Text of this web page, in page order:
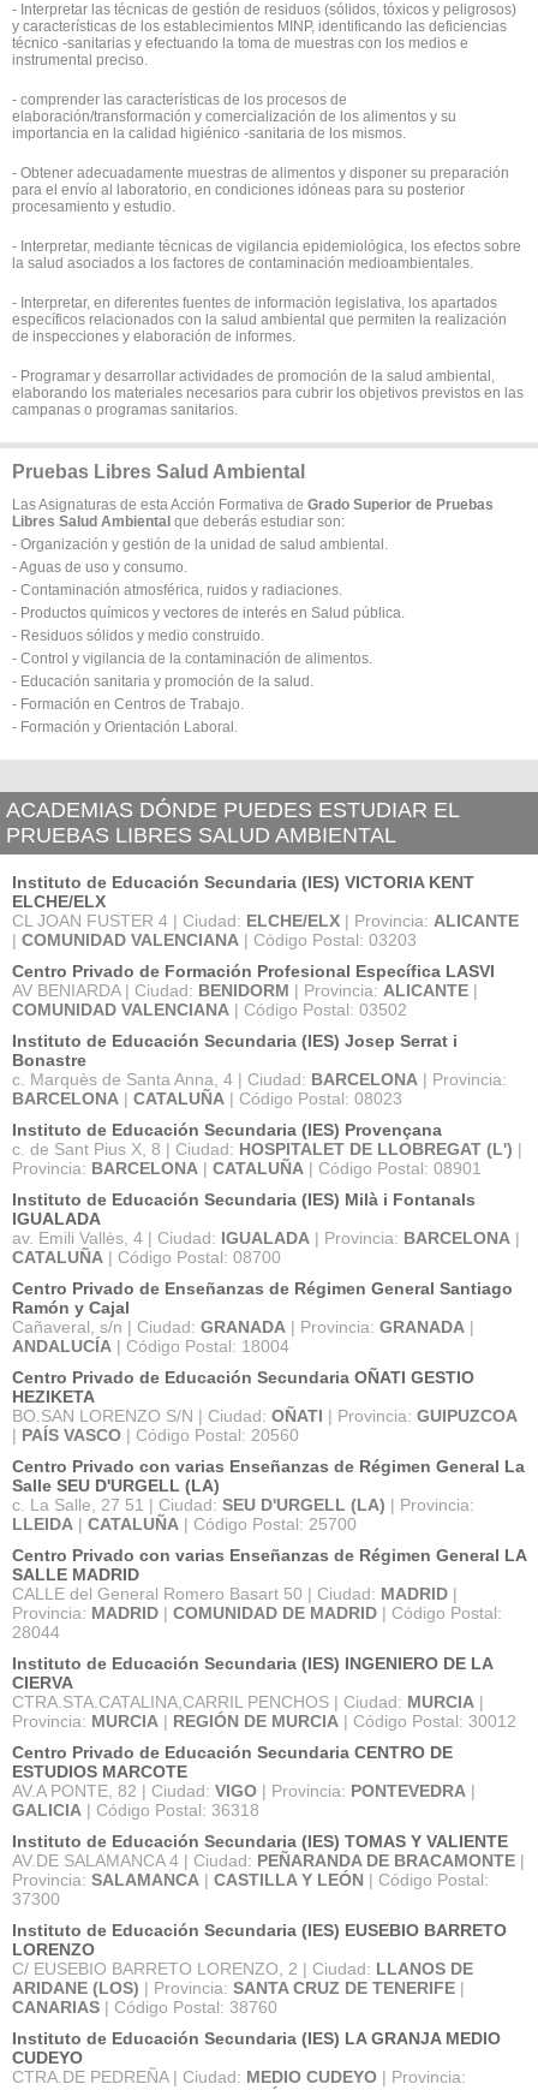
- Interpretar las técnicas de gestión de residuos (sólidos, tóxicos y peligrosos)
y características de los establecimientos MINP, identificando las deficiencias
técnico -sanitarias y efectuando la toma de muestras con los medios e
instrumental preciso.
- comprender las características de los procesos de
elaboración/transformación y comercialización de los alimentos y su
importancia en la calidad higiénico -sanitaria de los mismos.
- Obtener adecuadamente muestras de alimentos y disponer su preparación
para el envío al laboratorio, en condiciones idóneas para su posterior
procesamiento y estudio.
- Interpretar, mediante técnicas de vigilancia epidemiológica, los efectos sobre
la salud asociados a los factores de contaminación medioambientales.
- Interpretar, en diferentes fuentes de información legislativa, los apartados
específicos relacionados con la salud ambiental que permiten la realización
de inspecciones y elaboración de informes.
- Programar y desarrollar actividades de promoción de la salud ambiental,
elaborando los materiales necesarios para cubrir los objetivos previstos en las
campanas o programas sanitarios.
Pruebas Libres Salud Ambiental
Las Asignaturas de esta Acción Formativa de Grado Superior de Pruebas
Libres Salud Ambiental que deberás estudiar son:
- Organización y gestión de la unidad de salud ambiental.
- Aguas de uso y consumo.
- Contaminación atmosférica, ruidos y radiaciones.
- Productos químicos y vectores de interés en Salud pública.
- Residuos sólidos y medio construido.
- Control y vigilancia de la contaminación de alimentos.
- Educación sanitaria y promoción de la salud.
- Formación en Centros de Trabajo.
- Formación y Orientación Laboral.
ACADEMIAS DÓNDE PUEDES ESTUDIAR EL
PRUEBAS LIBRES SALUD AMBIENTAL
Instituto de Educación Secundaria (IES) VICTORIA KENT
ELCHE/ELX
CL JOAN FUSTER 4 | Ciudad: ELCHE/ELX | Provincia: ALICANTE
| COMUNIDAD VALENCIANA | Código Postal: 03203
Centro Privado de Formación Profesional Específica LASVI
AV BENIARDA | Ciudad: BENIDORM | Provincia: ALICANTE |
COMUNIDAD VALENCIANA | Código Postal: 03502
Instituto de Educación Secundaria (IES) Josep Serrat i
Bonastre
c. Marquès de Santa Anna, 4 | Ciudad: BARCELONA | Provincia:
BARCELONA | CATALUÑA | Código Postal: 08023
Instituto de Educación Secundaria (IES) Provençana
c. de Sant Pius X, 8 | Ciudad: HOSPITALET DE LLOBREGAT (L') |
Provincia: BARCELONA | CATALUÑA | Código Postal: 08901
Instituto de Educación Secundaria (IES) Milà i Fontanals
IGUALADA
av. Emili Vallès, 4 | Ciudad: IGUALADA | Provincia: BARCELONA |
CATALUÑA | Código Postal: 08700
Centro Privado de Enseñanzas de Régimen General Santiago
Ramón y Cajal
Cañaveral, s/n | Ciudad: GRANADA | Provincia: GRANADA |
ANDALUCÍA | Código Postal: 18004
Centro Privado de Educación Secundaria OÑATI GESTIO
HEZIKETA
BO.SAN LORENZO S/N | Ciudad: OÑATI | Provincia: GUIPUZCOA
| PAÍS VASCO | Código Postal: 20560
Centro Privado con varias Enseñanzas de Régimen General La
Salle SEU D'URGELL (LA)
c. La Salle, 27 51 | Ciudad: SEU D'URGELL (LA) | Provincia:
LLEIDA | CATALUÑA | Código Postal: 25700
Centro Privado con varias Enseñanzas de Régimen General LA
SALLE MADRID
CALLE del General Romero Basart 50 | Ciudad: MADRID |
Provincia: MADRID | COMUNIDAD DE MADRID | Código Postal:
28044
Instituto de Educación Secundaria (IES) INGENIERO DE LA
CIERVA
CTRA.STA.CATALINA,CARRIL PENCHOS | Ciudad: MURCIA |
Provincia: MURCIA | REGIÓN DE MURCIA | Código Postal: 30012
Centro Privado de Educación Secundaria CENTRO DE
ESTUDIOS MARCOTE
AV.A PONTE, 82 | Ciudad: VIGO | Provincia: PONTEVEDRA |
GALICIA | Código Postal: 36318
Instituto de Educación Secundaria (IES) TOMAS Y VALIENTE
AV.DE SALAMANCA 4 | Ciudad: PEÑARANDA DE BRACAMONTE |
Provincia: SALAMANCA | CASTILLA Y LEÓN | Código Postal:
37300
Instituto de Educación Secundaria (IES) EUSEBIO BARRETO
LORENZO
C/ EUSEBIO BARRETO LORENZO, 2 | Ciudad: LLANOS DE
ARIDANE (LOS) | Provincia: SANTA CRUZ DE TENERIFE |
CANARIAS | Código Postal: 38760
Instituto de Educación Secundaria (IES) LA GRANJA MEDIO
CUDEYO
CTRA.DE PEDREÑA | Ciudad: MEDIO CUDEYO | Provincia: